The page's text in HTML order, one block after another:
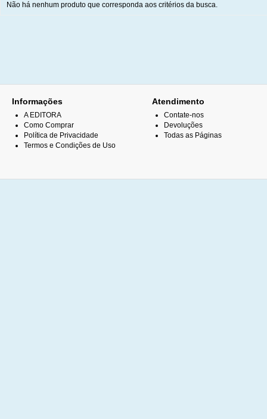
Não há nenhum produto que corresponda aos critérios da busca.
Informações
A EDITORA
Como Comprar
Política de Privacidade
Termos e Condições de Uso
Atendimento
Contate-nos
Devoluções
Todas as Páginas